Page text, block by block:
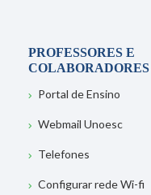
PROFESSORES E
COLABORADORES
Portal de Ensino
Webmail Unoesc
Telefones
Configurar rede Wi-fi